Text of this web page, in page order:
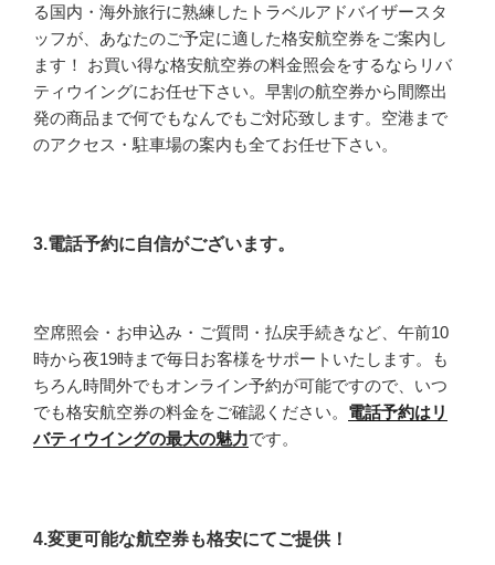
る国内・海外旅行に熟練したトラベルアドバイザースタ
ッフが、あなたのご予定に適した格安航空券をご案内し
ます！ お買い得な格安航空券の料金照会をするならリバ
ティウイングにお任せ下さい。早割の航空券から間際出
発の商品まで何でもなんでもご対応致します。空港まで
のアクセス・駐車場の案内も全てお任せ下さい。
3.電話予約に自信がございます。
空席照会・お申込み・ご質問・払戻手続きなど、午前10
時から夜19時まで毎日お客様をサポートいたします。も
ちろん時間外でもオンライン予約が可能ですので、いつ
でも格安航空券の料金をご確認ください。 電話予約はリ
バティウイングの最大の魅力です。
4.変更可能な航空券も格安にてご提供！